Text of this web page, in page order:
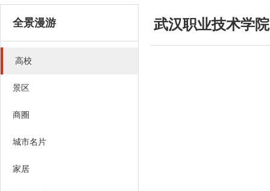
全景漫游
高校
景区
商圈
城市名片
家居
武汉职业技术学院